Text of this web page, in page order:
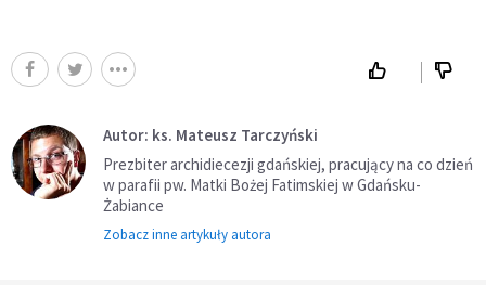
Autor: ks. Mateusz Tarczyński
Prezbiter archidiecezji gdańskiej, pracujący na co dzień
w parafii pw. Matki Bożej Fatimskiej w Gdańsku-
Żabiance
Zobacz inne artykuły autora